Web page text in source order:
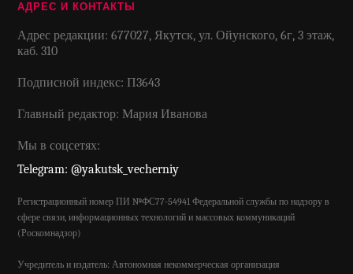
АДРЕС И КОНТАКТЫ
Адрес редакции: 677027, Якутск, ул. Ойунского, 6г, 3 этаж,
каб. 310
Подписной индекс: П3643
Главный редактор: Мария Иванова
Мы в соцсетях:
Telegram: @yakutsk_vecherniy
Регистрационный номер ПИ №ФС77-54941 Федеральной службы по надзору в
сфере связи, информационных технологий и массовых коммуникаций
(Роскомнадзор)
Учредитель и издатель: Автономная некоммерческая организация